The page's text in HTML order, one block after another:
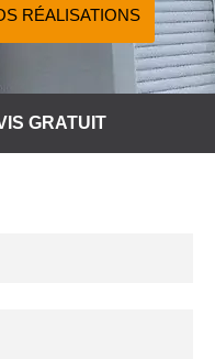
RÉALISATIONS
GRATUIT